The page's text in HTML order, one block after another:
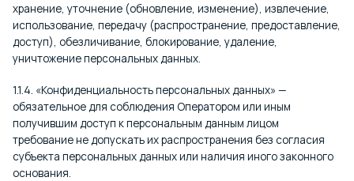
хранение, уточнение (обновление, изменение), извлечение,
использование, передачу (распространение, предоставление,
доступ), обезличивание, блокирование, удаление,
уничтожение персональных данных.
1.1.4. «Конфиденциальность персональных данных» —
обязательное для соблюдения Оператором или иным
получившим доступ к персональным данным лицом
требование не допускать их распространения без согласия
субъекта персональных данных или наличия иного законного
основания.